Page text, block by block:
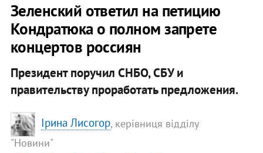
Зеленский ответил на петицию
Кондратюка о полном запрете
концертов россиян
Президент поручил СНБО, СБУ и
правительству проработать предложения.
Ірина Лисогор, керівниця відділу
"Новини"